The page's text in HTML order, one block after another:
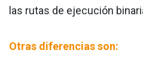
las rutas de ejecución
Otras diferencias son: